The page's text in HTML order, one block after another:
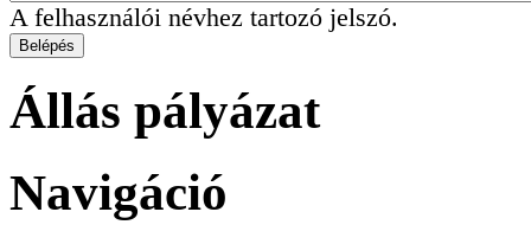
A felhasználói névhez tartozó jelszó.
Állás pályázat
Navigáció